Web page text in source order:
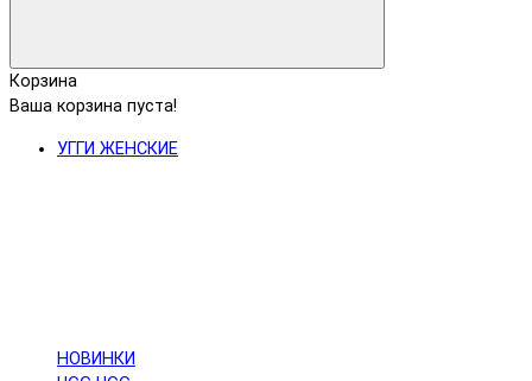
Корзина
Ваша корзина пуста!
УГГИ ЖЕНСКИЕ
НОВИНКИ